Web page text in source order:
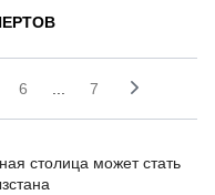
6 7
столица может стать